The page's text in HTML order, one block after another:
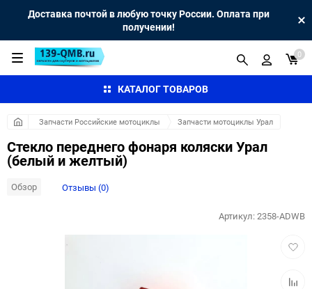
Доставка почтой в любую точку России. Оплата при
получении!
КАТАЛОГ ТОВАРОВ
0
Запчасти Российские мотоциклы Запчасти мотоциклы Урал
Стекло переднего фонаря коляски Урал
(белый и желтый)
Обзор Отзывы (0)
Артикул:2358-ADWB